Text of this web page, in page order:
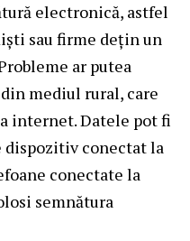
electronică, astfel
sau firme dețin un
ar putea
mediul rural, care
internet. Datele pot fi
conectat la
conectate la
semnătura